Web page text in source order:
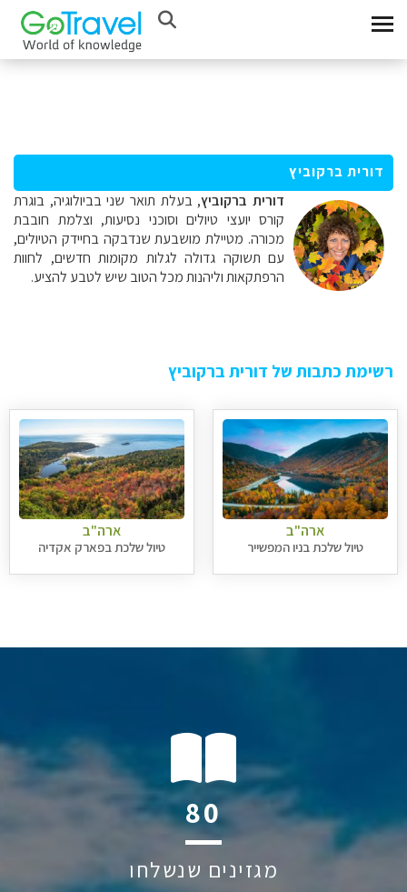
דורית ברקוביץ
דורית ברקוביץ, בעלת תואר שני בביולוגיה, בוגרת
קורס יועצי טיולים וסוכני נסיעות, וצלמת חובבת
מכורה. מטיילת מושבעת שנדבקה בחיידק הטיולים,
עם תשוקה גדולה לגלות מקומות חדשים, לחוות
הרפתקאות וליהנות מכל הטוב שיש לטבע להציע.
רשימת כתבות של דורית ברקוביץ
ארה"ב
טיול שלכת בניו המפשייר
ארה"ב
טיול שלכת בפארק אקדיה
93
מגזינים שנשלחו